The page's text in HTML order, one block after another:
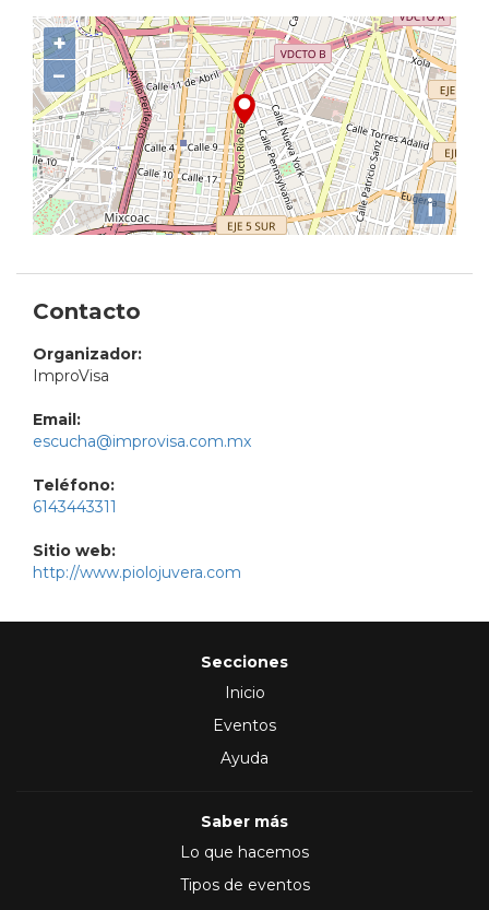
+
−
i
Contacto
Organizador:
ImproVisa
Email:
escucha@improvisa.com.mx
Teléfono:
6143443311
Sitio web:
http://www.piolojuvera.com
Secciones
Inicio
Eventos
Ayuda
Saber más
Lo que hacemos
Tipos de eventos